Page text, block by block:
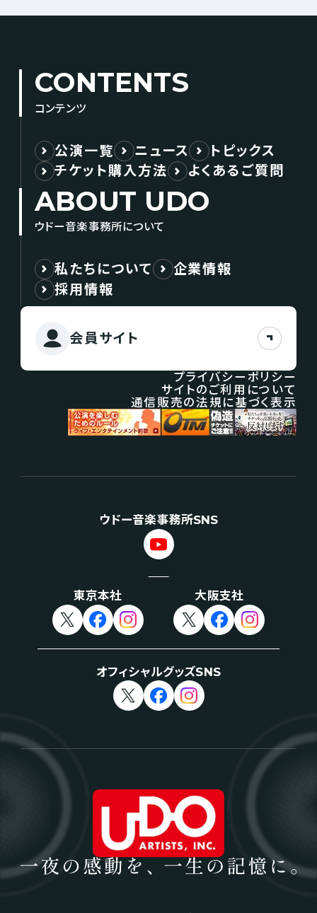
CONTENTS
コンテンツ
公演一覧 ニュース
トピックス
チケット購入方法
よくあるご質問
ABOUT UDO
ウドー音楽事務所について
私たちについて
企業情報
採用情報
会員サイト
プライバシーポリシー
サイトのご利用について
通信販売の法規に基づく表示
ウドー音楽事務所SNS
東京本社 大阪支社
オフィシャルグッズSNS